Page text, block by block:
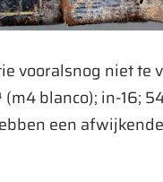
vooralsnog niet
(m4 blanco); in-16;
een